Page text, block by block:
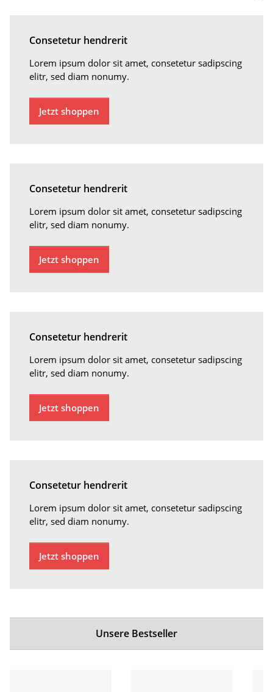
Consetetur hendrerit
Lorem ipsum dolor sit amet, consetetur sadipscing
elitr, sed diam nonumy.
Jetzt shoppen
Consetetur hendrerit
Lorem ipsum dolor sit amet, consetetur sadipscing
elitr, sed diam nonumy.
Jetzt shoppen
Consetetur hendrerit
Lorem ipsum dolor sit amet, consetetur sadipscing
elitr, sed diam nonumy.
Jetzt shoppen
Consetetur hendrerit
Lorem ipsum dolor sit amet, consetetur sadipscing
elitr, sed diam nonumy.
Jetzt shoppen
Unsere Bestseller